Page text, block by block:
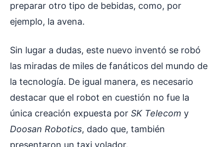
preparar otro tipo de bebidas, como, por
ejemplo, la avena.
Sin lugar a dudas, este nuevo inventó se robó
las miradas de miles de fanáticos del mundo de
la tecnología. De igual manera, es necesario
destacar que el robot en cuestión no fue la
única creación expuesta por SK Telecom y
Doosan Robotics, dado que, también